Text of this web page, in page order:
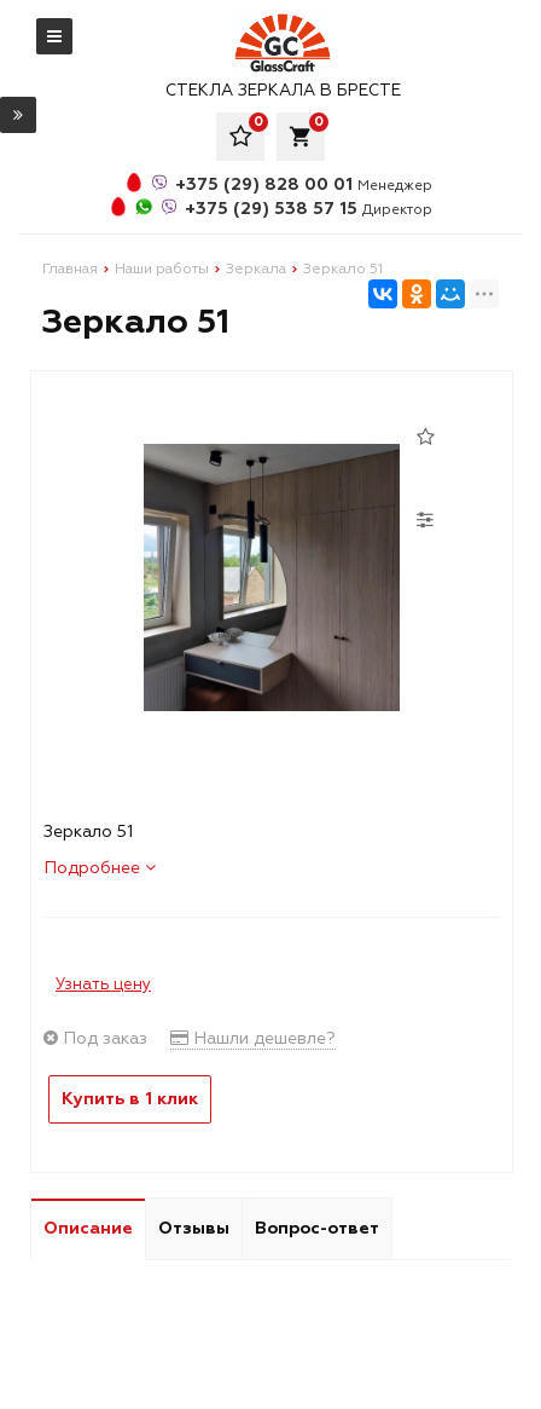
СТЕКЛА ЗЕРКАЛА В БРЕСТЕ
local_grocery_store
0
0
+375 (29) 828 00 01 Менеджер
+375 (29) 538 57 15 Директор
Главная Наши работы Зеркала Зеркало 51
Зеркало 51
Зеркало 51
Подробнее
Узнать цену
Под заказ Нашли дешевле?
Купить в 1 клик
Описание Отзывы Вопрос-ответ